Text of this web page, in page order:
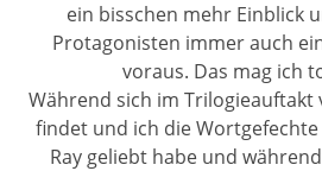
ein bisschen mehr Einblick
Protagonisten immer auch
voraus. Das mag ich
Während sich im
findet und ich die Wortgefechte
Ray geliebt habe und